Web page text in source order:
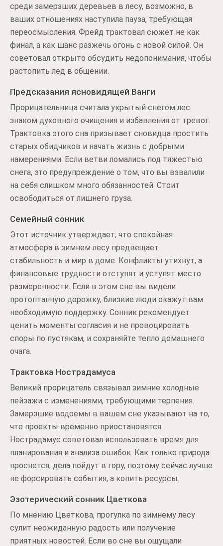
среди замерзших деревьев в лесу, возможно, в
ваших отношениях наступила пауза, требующая
переосмысления. Фрейд трактовал сюжет не как
финал, а как шанс разжечь огонь с новой силой. Он
советовал открыто обсудить недопонимания, чтобы
растопить лед в общении.
Предсказания ясновидящей Ванги
Прорицательница считала укрытый снегом лес
знаком духовного очищения и избавления от тревог.
Трактовка этого сна призывает сновидца простить
старых обидчиков и начать жизнь с добрыми
намерениями. Если ветви ломались под тяжестью
снега, это предупреждение о том, что вы взвалили
на себя слишком много обязанностей. Стоит
освободиться от лишнего груза.
Семейный сонник
Этот источник утверждает, что спокойная
атмосфера в зимнем лесу предвещает
стабильность и мир в доме. Конфликты утихнут, а
финансовые трудности отступят и уступят место
размеренности. Если в этом сне вы видели
протоптанную дорожку, близкие люди окажут вам
необходимую поддержку. Сонник рекомендует
ценить моменты согласия и не провоцировать
споры по пустякам, и сохраняйте тепло домашнего
очага.
Трактовка Нострадамуса
Великий прорицатель связывал зимние холодные
пейзажи с изменениями, требующими терпения.
Замерзшие водоемы в вашем сне указывают на то,
что проекты временно приостановятся.
Нострадамус советовал использовать время для
планирования и анализа ошибок. Как только природа
проснется, дела пойдут в гору, поэтому сейчас лучше
не форсировать события, а копить ресурсы.
Эзотерический сонник Цветкова
По мнению Цветкова, прогулка по зимнему лесу
сулит неожиданную радость или получение
приятных новостей. Если во сне вы ощущали